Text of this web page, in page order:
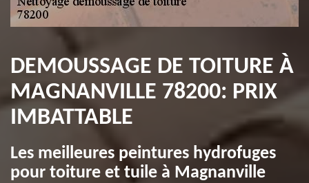
DEMOUSSAGE DE TOITURE À
MAGNANVILLE 78200: PRIX
IMBATTABLE
Les meilleures peintures hydrofuges
pour toiture et tuile à Magnanville